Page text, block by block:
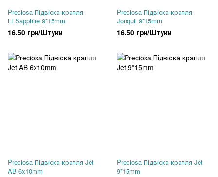
Preciosa Підвіска-крапля
Lt.Sapphire 9*15mm
16.50 грн/Штуки
Preciosa Підвіска-крапля
Jonquil 9*15mm
16.50 грн/Штуки
Preciosa Підвіска-крапля Jet
AB 6x10mm
Preciosa Підвіска-крапля Jet
9*15mm